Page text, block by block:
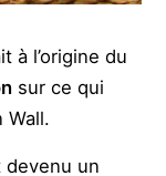
à l’origine du
sur ce qui
Wall.
devenu un